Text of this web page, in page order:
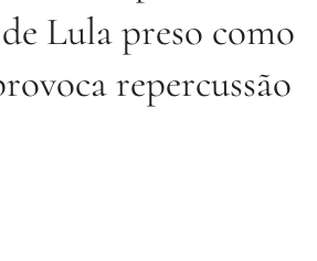
Lula preso como
repercussão